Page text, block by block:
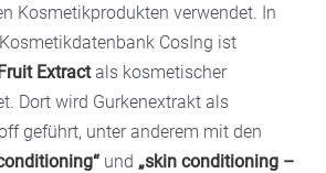
Kosmetikprodukten verwendet. In
CosIng ist
Extractals kosmetischer
Dort wird Gurkenextrakt als
geführt, unter anderem mit den
und „skin conditioning –